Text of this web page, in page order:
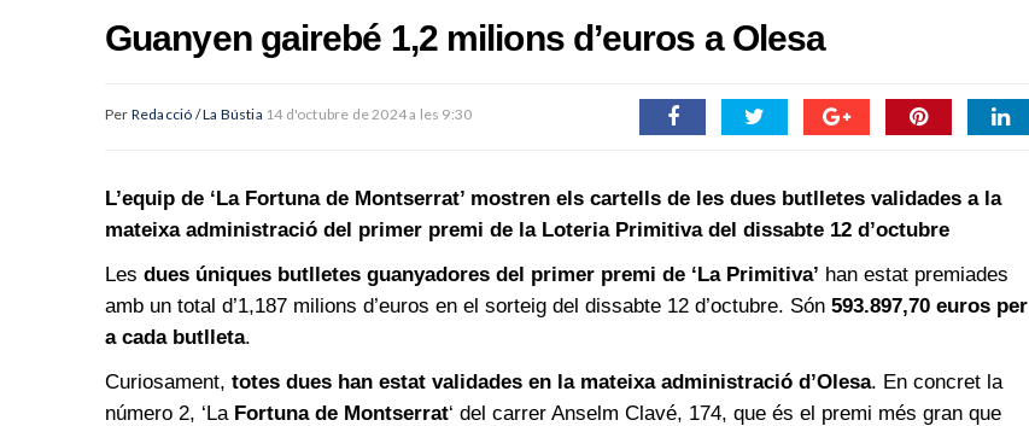
Guanyen gairebé 1,2 milions d’euros a Olesa
Per Redacció / La Bústia 14 d'octubre de 2024 a les 9:30
L’equip de ‘La Fortuna de Montserrat’ mostren els cartells de les dues butlletes validades a la
mateixa administració del primer premi de la Loteria Primitiva del dissabte 12 d’octubre
Les dues úniques butlletes guanyadores del primer premi de ‘La Primitiva’ han estat premiades
amb un total d’1,187 milions d’euros en el sorteig del dissabte 12 d’octubre. Són 593.897,70 euros per
a cada butlleta.
Curiosament, totes dues han estat validades en la mateixa administració d’Olesa. En concret la
número 2, ‘LaFortuna de Montserrat‘ del carrer Anselm Clavé, 174, que és el premi més gran que